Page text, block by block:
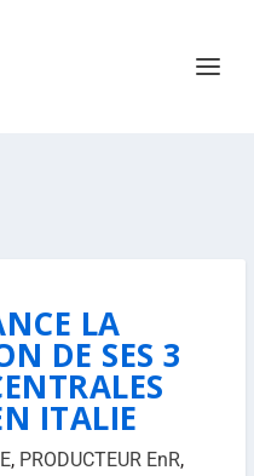
LA
DE SES 3
ITALIE
, PRODUCTEUR EnR,